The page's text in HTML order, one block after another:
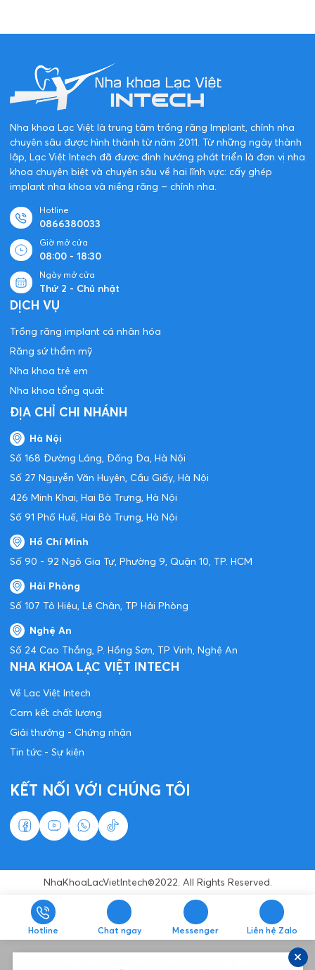
Nha khoa Lạc Việt là trung tâm trồng răng Implant, chỉnh nha
chuyên sâu được hình thành từ năm 2011. Từ những ngày thành
lập, Lạc Việt Intech đã được định hướng phát triển là đơn vị nha
khoa chuyên biệt và chuyên sâu về hai lĩnh vực: cấy ghép
implant nha khoa và niềng răng – chỉnh nha.
Hotline
0866380033
Giờ mở cửa
08:00 - 18:30
Ngày mở cửa
Thứ 2 - Chủ nhật
NHA KHOA LẠC VIỆT INTECH
Về Lạc Việt Intech
Cam kết chất lượng
Giải thưởng - Chứng nhận
Tin tức - Sự kiện
KẾT NỐI VỚI CHÚNG TÔI
DỊCH VỤ
Trồng răng implant cá nhân hóa
Răng sứ thẩm mỹ
Nha khoa trẻ em
Nha khoa tổng quát
ĐỊA CHỈ CHI NHÁNH
Hà Nội
Số 168 Đường Láng, Đống Đa, Hà Nội
Số 27 Nguyễn Văn Huyên, Cầu Giấy, Hà Nội
426 Minh Khai, Hai Bà Trưng, Hà Nội
Số 91 Phố Huế, Hai Bà Trưng, Hà Nội
Hồ Chí Minh
Số 90 - 92 Ngô Gia Tự, Phường 9, Quận 10, TP. HCM
Hải Phòng
Số 107 Tô Hiệu, Lê Chân, TP Hải Phòng
Nghệ An
Số 24 Cao Thắng, P. Hồng Sơn, TP Vinh, Nghệ An
NhaKhoaLacVietIntech©2022. All Rights Reserved.
Hotline Chat ngay Messenger Liên hệ Zalo